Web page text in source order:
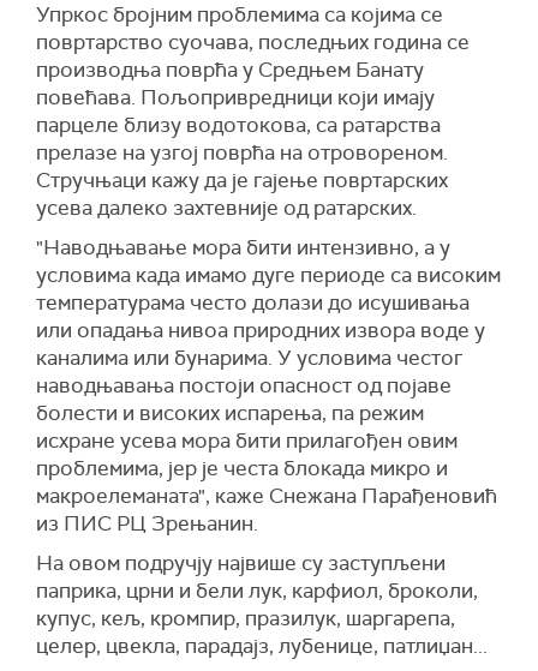
Упркос бројним проблемима са којима се
повртарство суочава, последњих година се
производња поврћа у Средњем Банату
повећава. Пољопривредници који имају
парцеле близу водотокова, са ратарства
прелазе на узгој поврћа на отровореном.
Стручњаци кажу да је гајење повртарских
усева далеко захтевније од ратарских.
"Наводњавање мора бити интензивно, а у
условима када имамо дуге периоде са високим
температурама често долази до исушивања
или опадања нивоа природних извора воде у
каналима или бунарима. У условима честог
наводњавања постоји опасност од појаве
болести и високих испарења, па режим
исхране усева мора бити прилагођен овим
проблемима, јер је честа блокада микро и
макроелеманата", каже Снежана Парађеновић
из ПИС РЦ Зрењанин.
На овом подручју највише су заступљени
паприка, црни и бели лук, карфиол, броколи,
купус, кељ, кромпир, празилук, шаргарепа,
целер, цвекла, парадајз, лубенице, патлиџан...